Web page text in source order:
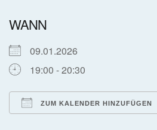
WANN
09.01.2026
19:00 - 20:30
ZUM KALENDER HINZUFÜGEN